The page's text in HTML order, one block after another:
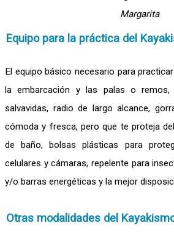
Margarita
Equipo para la práctica del
El equipo básico necesario para
la embarcación y las palas o
salvavidas, radio de largo alcance,
cómoda y fresca, pero que te proteja
de baño, bolsas plásticas para
celulares y cámaras, repelente para
y/o barras energéticas y la mejor
Otras modalidades del